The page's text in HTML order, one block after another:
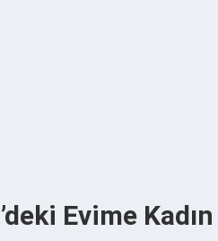
Evime